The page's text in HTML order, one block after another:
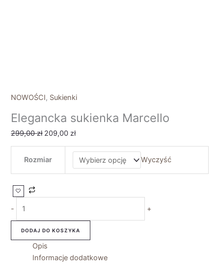
NOWOŚCI, Sukienki
Elegancka sukienka Marcello
299,00zł 209,00zł
Rozmiar Wyczyść
- +
DODAJ DO KOSZYKA
Opis
Informacje dodatkowe